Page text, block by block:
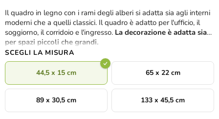
Il quadro in legno con i rami degli alberi si adatta sia agli interni
moderni che a quelli classici. Il quadro è adatto per l'ufficio, il
soggiorno, il corridoio e l'ingresso. La decorazione è adatta sia
per spazi piccoli che grandi.
SCEGLI LA MISURA
44,5 x 15 cm 65 x 22 cm
89 x 30,5 cm 133 x 45,5 cm